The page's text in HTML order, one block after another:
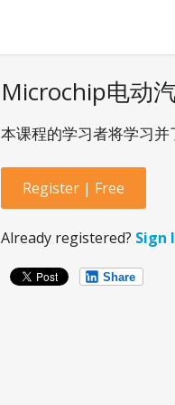
Microchip电动
本课程的学习者将学习
Register | Free
Already registered? Sign
Share